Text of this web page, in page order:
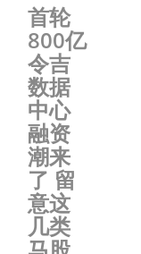
首轮
800亿
令吉
数据
中心
融资
潮来
了 留
意这
几类